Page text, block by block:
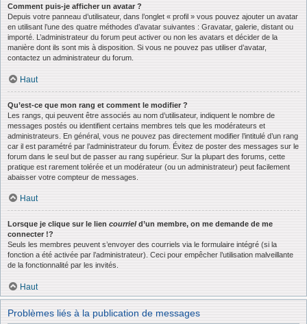
Comment puis-je afficher un avatar ?
Depuis votre panneau d’utilisateur, dans l’onglet « profil » vous pouvez ajouter un avatar
en utilisant l’une des quatre méthodes d’avatar suivantes : Gravatar, galerie, distant ou
importé. L’administrateur du forum peut activer ou non les avatars et décider de la
manière dont ils sont mis à disposition. Si vous ne pouvez pas utiliser d’avatar,
contactez un administrateur du forum.
Haut
Qu’est-ce que mon rang et comment le modifier ?
Les rangs, qui peuvent être associés au nom d’utilisateur, indiquent le nombre de
messages postés ou identifient certains membres tels que les modérateurs et
administrateurs. En général, vous ne pouvez pas directement modifier l’intitulé d’un rang
car il est paramétré par l’administrateur du forum. Évitez de poster des messages sur le
forum dans le seul but de passer au rang supérieur. Sur la plupart des forums, cette
pratique est rarement tolérée et un modérateur (ou un administrateur) peut facilement
abaisser votre compteur de messages.
Haut
Lorsque je clique sur le lien courrield’un membre, on me demande de me
connecter !?
Seuls les membres peuvent s’envoyer des courriels via le formulaire intégré (si la
fonction a été activée par l’administrateur). Ceci pour empêcher l’utilisation malveillante
de la fonctionnalité par les invités.
Haut
Problèmes liés à la publication de messages